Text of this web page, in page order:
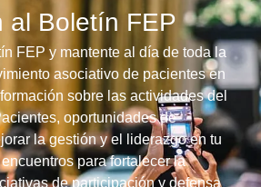
al Boletín FEP
FEP y mantente al día de toda la
asociativo de pacientes en
sobre las actividades del
oportunidades de
la gestión y el liderazgo en tu
para fortalecer la
de participación y defensa